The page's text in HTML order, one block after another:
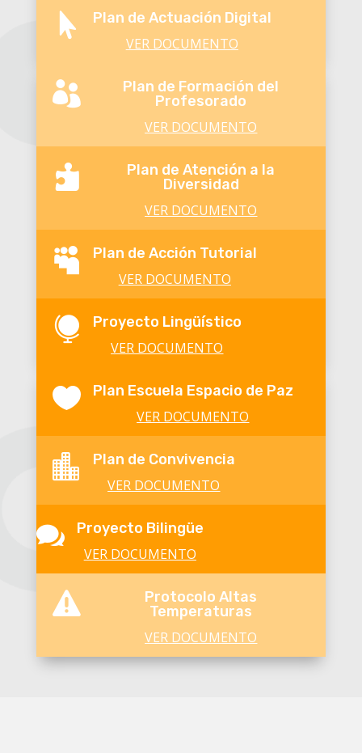

Plan de Actuación Digital
VER DOCUMENTO

Plan de Formación del
Profesorado
VER DOCUMENTO

Plan de Atención a la
Diversidad
VER DOCUMENTO

Plan de Acción Tutorial
VER DOCUMENTO

Proyecto Lingüístico
VER DOCUMENTO

Plan Escuela Espacio de Paz
VER DOCUMENTO

Plan de Convivencia
VER DOCUMENTO

Proyecto Bilingüe
VER DOCUMENTO

Protocolo Altas
Temperaturas
VER DOCUMENTO